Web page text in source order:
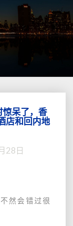
惊呆了，香
店和回内地
28日
然会错过很